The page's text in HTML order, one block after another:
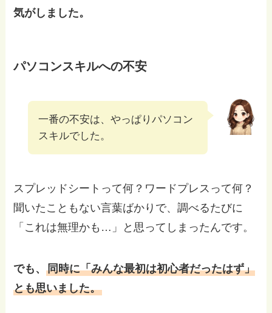
気がしました。
パソコンスキルへの不安
一番の不安は、やっぱりパソコン
スキルでした。
スプレッドシートって何？ワードプレスって何？
聞いたこともない言葉ばかりで、調べるたびに
「これは無理かも…」と思ってしまったんです。
でも、同時に「みんな最初は初心者だったはず」
とも思いました。